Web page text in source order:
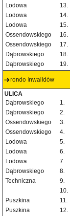
Lodowa
13.
Lodowa
14.
Lodowa
15.
Ossendowskiego
16.
Ossendowskiego
17.
Dąbrowskiego
18.
Dąbrowskiego
19.
rondo Inwalidów
ULICA
Dąbrowskiego
1.
Dąbrowskiego
2.
Ossendowskiego
3.
Ossendowskiego
4.
Lodowa
5.
Lodowa
6.
Lodowa
7.
Dąbrowskiego
8.
Techniczna
9.
10.
Puszkina
11.
Puszkina
12.